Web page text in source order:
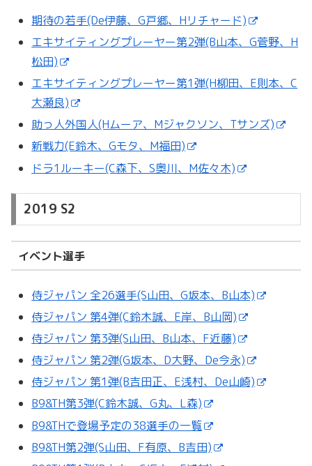
期待の若手(De伊藤、G戸郷、Hリチャード)
エキサイティングプレーヤー第2弾(B山本、G菅野、H
松田)
エキサイティングプレーヤー第1弾(H柳田、E則本、C
大瀬良)
助っ人外国人(Hムーア、Mジャクソン、Tサンズ)
新戦力(E鈴木、Gモタ、M福田)
ドラ1ルーキー(C森下、S奥川、M佐々木)
2019 S2
イベント選手
侍ジャパン 全26選手(S山田、G坂本、B山本)
侍ジャパン 第4弾(C鈴木誠、E岸、B山岡)
侍ジャパン 第3弾(S山田、B山本、F近藤)
侍ジャパン 第2弾(G坂本、D大野、De今永)
侍ジャパン 第1弾(B吉田正、E浅村、De山崎)
B9&TH第3弾(C鈴木誠、G丸、L森)
B9&THで登場予定の38選手の一覧
B9&TH第2弾(S山田、F有原、B吉田)